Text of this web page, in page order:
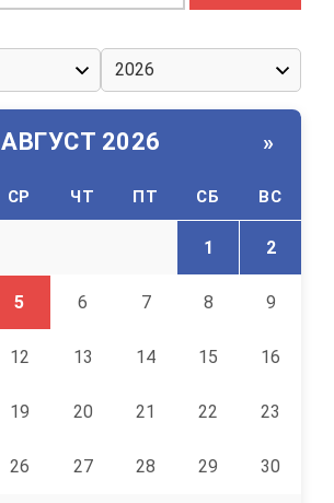
АВГУСТ 2026 »
СР ЧТ ПТ СБ ВС
1 2
5 6 7 8 9
12 13 14 15 16
19 20 21 22 23
26 27 28 29 30